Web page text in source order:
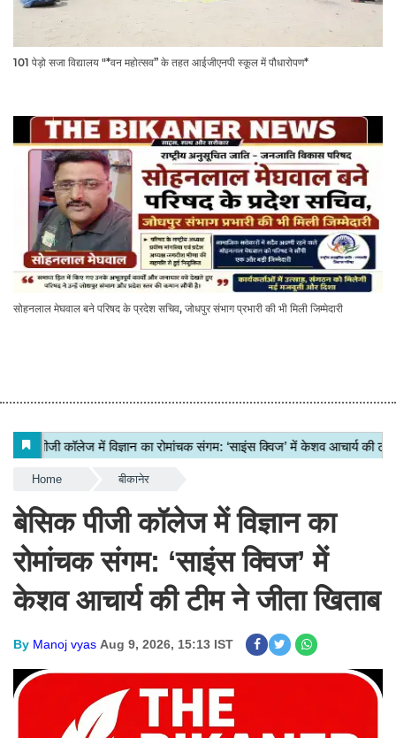
101 पेड़ो सजा विद्यालय "*वन महोत्सव” के तहत आईजीएनपी स्कूल में पौधारोपण*
सोहनलाल मेघवाल बने परिषद के प्रदेश सचिव, जोधपुर संभाग प्रभारी की भी मिली जिम्मेदारी
Home बीकानेर
बेसिक पीजी कॉलेज में विज्ञान का
रोमांचक संगम: ‘साइंस क्विज’ में
केशव आचार्य की टीम ने जीता खिताब
By Manoj vyas Aug 9, 2026, 15:13 IST